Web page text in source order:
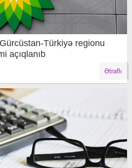
Türkiyə regionu
açıqlanıb
Ətraflı